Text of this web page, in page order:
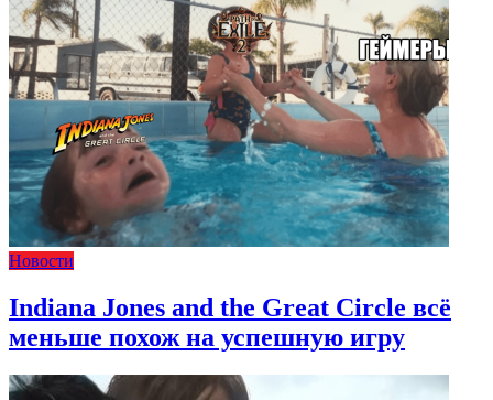
Новости
Indiana Jones and the Great Circle всё
меньше похож на успешную игру